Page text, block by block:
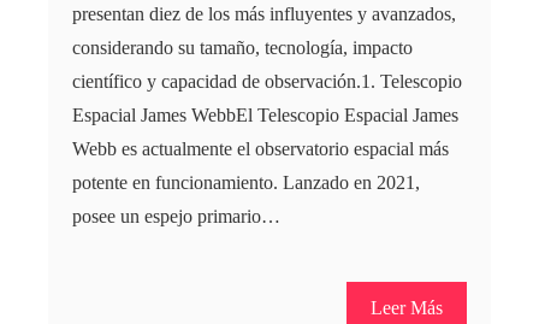
presentan diez de los más influyentes y avanzados,
considerando su tamaño, tecnología, impacto
científico y capacidad de observación.1. Telescopio
Espacial James WebbEl Telescopio Espacial James
Webb es actualmente el observatorio espacial más
potente en funcionamiento. Lanzado en 2021,
posee un espejo primario…
Leer Más